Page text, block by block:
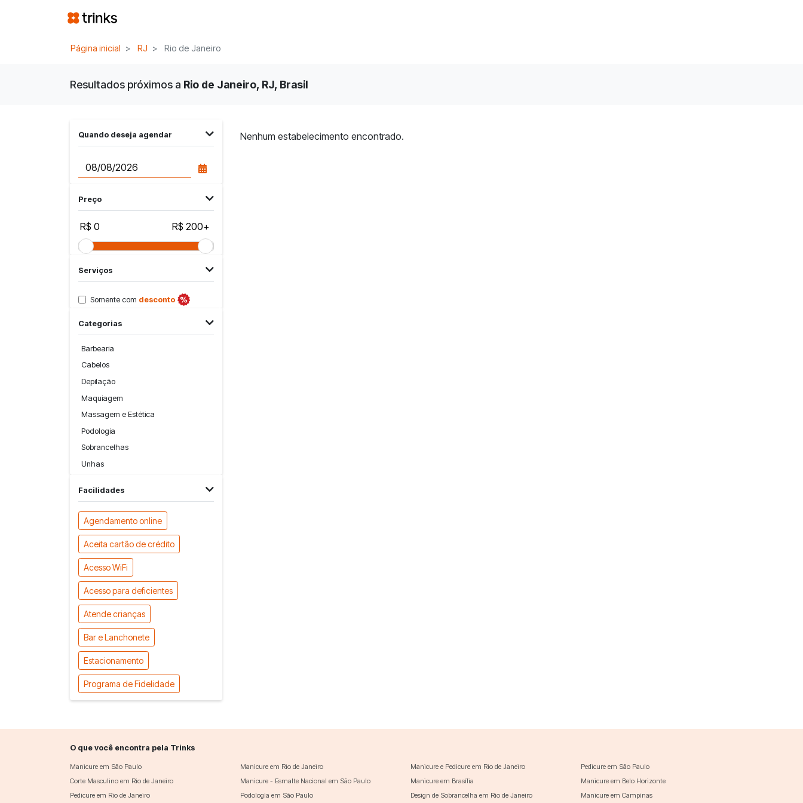
Página inicial RJ Rio de Janeiro
Resultados próximos a Rio de Janeiro, RJ, Brasil
Quando deseja agendar
Preço
R$ 0 R$ 200+
Serviços
Somente com desconto
Categorias
Barbearia
Cabelos
Depilação
Maquiagem
Massagem e Estética
Podologia
Sobrancelhas
Unhas
Facilidades
Agendamento online
Aceita cartão de crédito
Acesso WiFi
Acesso para deficientes
Atende crianças
Bar e Lanchonete
Estacionamento
Programa de Fidelidade
Nenhum estabelecimento encontrado.
O que você encontra pela Trinks
Manicure em São Paulo Manicure em Rio de Janeiro Manicure e Pedicure em Rio de Janeiro
Pedicure em São Paulo
Corte Masculino em Rio de Janeiro
Manicure - Esmalte Nacional em São Paulo Manicure em Brasília
Manicure em Belo Horizonte
Pedicure em Rio de Janeiro
Podologia em São Paulo Design de Sobrancelha em Rio de Janeiro Manicure em Campinas